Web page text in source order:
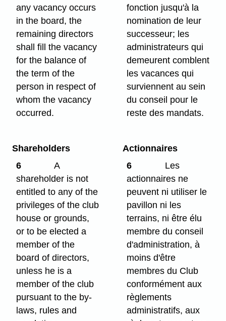
any vacancy occurs
in the board, the
remaining directors
shall fill the vacancy
for the balance of
the term of the
person in respect of
whom the vacancy
occurred.
fonction jusqu'à la
nomination de leur
successeur; les
administrateurs qui
demeurent comblent
les vacances qui
surviennent au sein
du conseil pour le
reste des mandats.
Shareholders
6
A
shareholder is not
entitled to any of the
privileges of the club
house or grounds,
or to be elected a
member of the
board of directors,
unless he is a
member of the club
pursuant to the by-
laws, rules and
Actionnaires
6
Les
actionnaires ne
peuvent ni utiliser le
pavillon ni les
terrains, ni être élu
membre du conseil
d'administration, à
moins d'être
membres du Club
conformément aux
règlements
administratifs, aux